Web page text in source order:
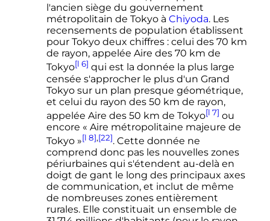
l'ancien siège du gouvernement
métropolitain de Tokyo à Chiyoda. Les
recensements de population établissent
pour Tokyo deux chiffres : celui des 70 km
de rayon, appelée Aire des 70 km de
Tokyo[l 6] qui est la donnée la plus large
censée s'approcher le plus d'un Grand
Tokyo sur un plan presque géométrique,
et celui du rayon des 50 km de rayon,
appelée Aire des 50 km de Tokyo[l 7] ou
encore « Aire métropolitaine majeure de
Tokyo »[l 8],[22]. Cette donnée ne
comprend donc pas les nouvelles zones
périurbaines qui s'étendent au-delà en
doigt de gant le long des principaux axes
de communication, et inclut de même
de nombreuses zones entièrement
rurales. Elle constituait un ensemble de